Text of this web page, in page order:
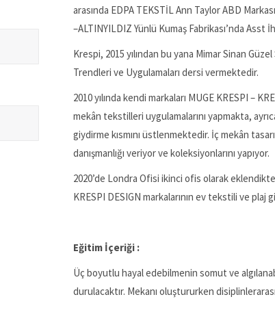
arasında EDPA TEKSTİL Ann Taylor ABD
–ALTINYILDIZ Yünlü Kumaş Fabrikası’nda Asst
Krespi, 2015 yılından bu yana Mimar Sinan
Trendleri ve Uygulamaları dersi vermektedir.
2010 yılında kendi markaları MUGE KRESPI –
mekân tekstilleri uygulamalarını yapmakta,
giydirme kısmını üstlenmektedir. İç mekân
danışmanlığı veriyor ve koleksiyonlarını yapıyor.
2020’de Londra Ofisi ikinci ofis olarak
KRESPI DESIGN markalarının ev tekstili ve
Eğitim İçeriği :
Üç boyutlu hayal edebilmenin somut ve
durulacaktır. Mekanı oluştururken